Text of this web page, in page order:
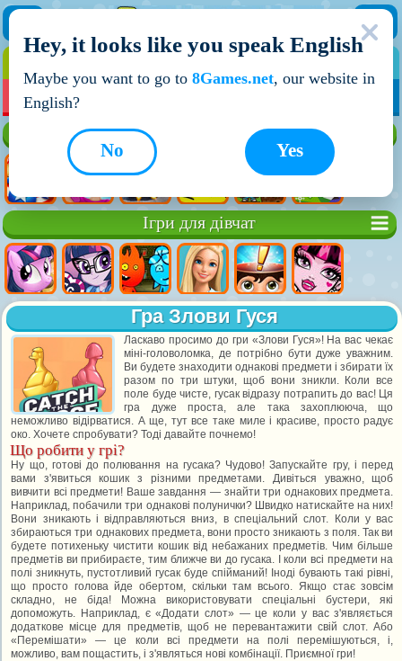
НОВІ ІГРИ
Ігри для дівчат
Гра Злови Гуся
Ласкаво просимо до гри «Злови Гуся»! На вас чекає
міні-головоломка, де потрібно бути дуже уважним.
Ви будете знаходити однакові предмети і збирати їх
разом по три штуки, щоб вони зникли. Коли все
поле буде чисте, гусак відразу потрапить до вас! Ця
гра дуже проста, але така захоплююча, що
неможливо відірватися. А ще, тут все таке миле і красиве, просто радує
око. Хочете спробувати? Тоді давайте почнемо!
Що робити у грі?
Ну що, готові до полювання на гусака? Чудово! Запускайте гру, і перед
вами з'явиться кошик з різними предметами. Дивіться уважно, щоб
вивчити всі предмети! Ваше завдання — знайти три однакових предмета.
Наприклад, побачили три однакові полунички? Швидко натискайте на них!
Вони зникають і відправляються вниз, в спеціальний слот. Коли у вас
збираються три однакових предмета, вони просто зникають з поля. Так ви
будете потихеньку чистити кошик від небажаних предметів. Чим більше
предметів ви прибираєте, тим ближче ви до гусака. І коли всі предмети на
полі зникнуть, пустотливий гусак буде спійманий! Іноді бувають такі рівні,
що просто голова йде обертом, скільки там всього. Якщо стає зовсім
складно, не біда! Можна використовувати спеціальні бустери, які
допоможуть. Наприклад, є «Додати слот» — це коли у вас з'являється
додаткове місце для предметів, щоб не перевантажити свій слот. Або
«Перемішати» — це коли всі предмети на полі перемішуються, і,
можливо, вам пощастить, і з'являться нові комбінації. Приємної гри!
Hey, it looks like you speak English
Maybe you want to go to 8Games.net, our website in
English?
Yes
No